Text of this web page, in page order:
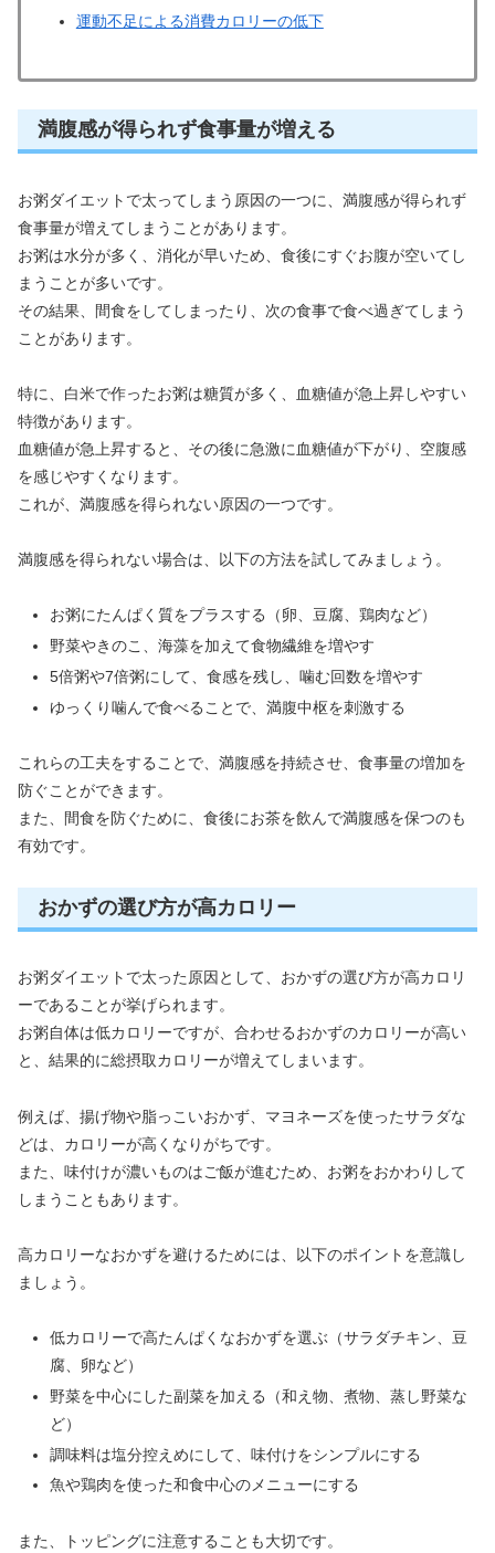
運動不足による消費カロリーの低下
満腹感が得られず食事量が増える
お粥ダイエットで太ってしまう原因の一つに、満腹感が得られず
食事量が増えてしまうことがあります。
お粥は水分が多く、消化が早いため、食後にすぐお腹が空いてし
まうことが多いです。
その結果、間食をしてしまったり、次の食事で食べ過ぎてしまう
ことがあります。
特に、白米で作ったお粥は糖質が多く、血糖値が急上昇しやすい
特徴があります。
血糖値が急上昇すると、その後に急激に血糖値が下がり、空腹感
を感じやすくなります。
これが、満腹感を得られない原因の一つです。
満腹感を得られない場合は、以下の方法を試してみましょう。
お粥にたんぱく質をプラスする（卵、豆腐、鶏肉など）
野菜やきのこ、海藻を加えて食物繊維を増やす
5倍粥や7倍粥にして、食感を残し、噛む回数を増やす
ゆっくり噛んで食べることで、満腹中枢を刺激する
これらの工夫をすることで、満腹感を持続させ、食事量の増加を
防ぐことができます。
また、間食を防ぐために、食後にお茶を飲んで満腹感を保つのも
有効です。
おかずの選び方が高カロリー
お粥ダイエットで太った原因として、おかずの選び方が高カロリ
ーであることが挙げられます。
お粥自体は低カロリーですが、合わせるおかずのカロリーが高い
と、結果的に総摂取カロリーが増えてしまいます。
例えば、揚げ物や脂っこいおかず、マヨネーズを使ったサラダな
どは、カロリーが高くなりがちです。
また、味付けが濃いものはご飯が進むため、お粥をおかわりして
しまうこともあります。
高カロリーなおかずを避けるためには、以下のポイントを意識し
ましょう。
低カロリーで高たんぱくなおかずを選ぶ（サラダチキン、豆
腐、卵など）
野菜を中心にした副菜を加える（和え物、煮物、蒸し野菜な
ど）
調味料は塩分控えめにして、味付けをシンプルにする
魚や鶏肉を使った和食中心のメニューにする
また、トッピングに注意することも大切です。